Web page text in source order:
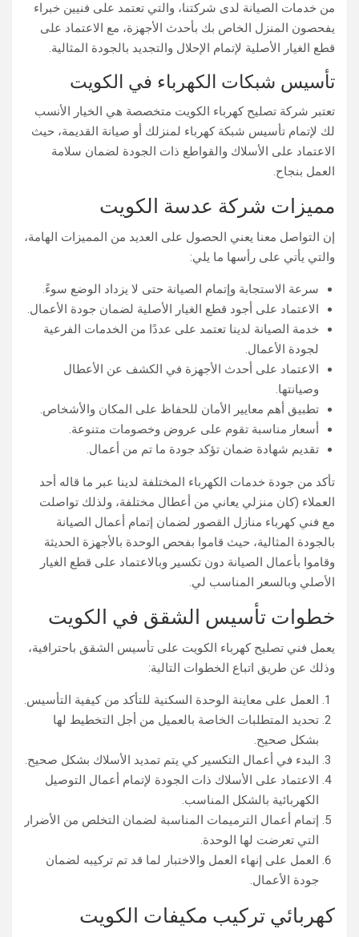
من خدمات الصيانة لدى شركتنا، والتي تعتمد على فنيين خبراء
يفحصون المنزل الخاص بك بأحدث الأجهزة، مع الاعتماد على
قطع الغيار الأصلية لإتمام الإحلال والتجديد بالجودة المثالية.
تأسيس شبكات الكهرباء في الكويت
تعتبر شركة تصليح كهرباء الكويت متخصصة هي الخيار الأنسب
لك لإتمام تأسيس شبكة كهرباء لمنزلك أو صيانة القديمة، حيث
الاعتماد على الأسلاك والقواطع ذات الجودة لضمان سلامة
العمل بنجاح.
مميزات شركة عدسة الكويت
إن التواصل معنا يعني الحصول على العديد من المميزات الهامة،
والتي يأتي على رأسها ما يلي:
سرعة الاستجابة وإتمام الصيانة حتى لا يزداد الوضع سوءً.
الاعتماد على أجود قطع الغيار الأصلية لضمان جودة الأعمال.
خدمة الصيانة لدينا تعتمد على عددًا من الخدمات الفرعية
لجودة الأعمال.
الاعتماد على أحدث الأجهزة في الكشف عن الأعطال
وصيانتها.
تطبيق أهم معايير الأمان للحفاظ على المكان والأشخاص.
أسعار مناسبة تقوم على عروض وخصومات متنوعة.
تقديم شهادة ضمان تؤكد جودة ما تم من أعمال.
تأكد من جودة خدمات الكهرباء المختلفة لدينا عبر ما قاله أحد
العملاء (كان منزلي يعاني من أعطال مختلفة، ولذلك تواصلت
مع فني كهرباء منازل القصور لضمان إتمام أعمال الصيانة
بالجودة المثالية، حيث قاموا بفحص الوحدة بالأجهزة الحديثة
وقاموا بأعمال الصيانة دون تكسير وبالاعتماد على قطع الغيار
الأصلي وبالسعر المناسب لي.
خطوات تأسيس الشقق في الكويت
يعمل فني تصليح كهرباء الكويت على تأسيس الشقق باحترافية،
وذلك عن طريق اتباع الخطوات التالية:
العمل على معاينة الوحدة السكنية للتأكد من كيفية التأسيس.
تحديد المتطلبات الخاصة بالعميل من أجل التخطيط لها
بشكل صحيح.
البدء في أعمال التكسير كي يتم تمديد الأسلاك بشكل صحيح.
الاعتماد على الأسلاك ذات الجودة لإتمام أعمال التوصيل
الكهربائية بالشكل المناسب.
إتمام أعمال الترميمات المناسبة لضمان التخلص من الأضرار
التي تعرضت لها الوحدة.
العمل على إنهاء العمل والاختبار لما قد تم تركيبه لضمان
جودة الأعمال.
كهربائي تركيب مكيفات الكويت